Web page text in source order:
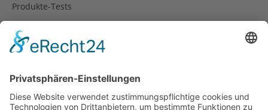
Produkte-Tests
Rezepte
Spanien
Südtirol